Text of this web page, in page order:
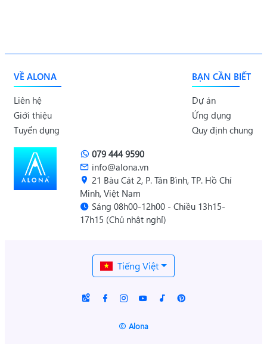
079 444 9590
info@alona.vn
21 Bàu Cát 2, P. Tân Bình, TP. Hồ Chí
Minh, Việt Nam
Sáng 08h00-12h00 - Chiều 13h15-
17h15 (Chủ nhật nghỉ)
VỀ ALONA
Liên hệ
Giới thiệu
Tuyển dụng
BẠN CẦN BIẾT
Dự án
Ứng dụng
Quy định chung
Alona
Tiếng Việt